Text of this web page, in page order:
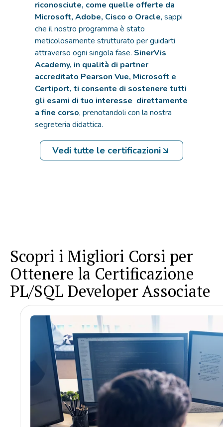
riconosciute, come quelle offerte da
Microsoft, Adobe, Cisco o Oracle, sappi
che il nostro programma è stato
meticolosamente strutturato per guidarti
attraverso ogni singola fase. SinerVis
Academy, in qualità di partner
accreditato Pearson Vue, Microsoft e
Certiport, ti consente di sostenere tutti
gli esami di tuo interesse direttamente
a fine corso, prenotandoli con la nostra
segreteria didattica.
Vedi tutte le certificazioni
Scopri i Migliori Corsi per
Ottenere la Certificazione
PL/SQL Developer Associate